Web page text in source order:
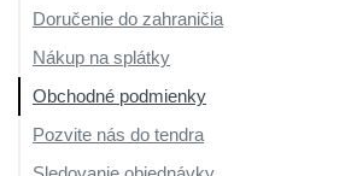
Doručenie do zahraničia
Nákup na splátky
Obchodné podmienky
Pozvite nás do tendra